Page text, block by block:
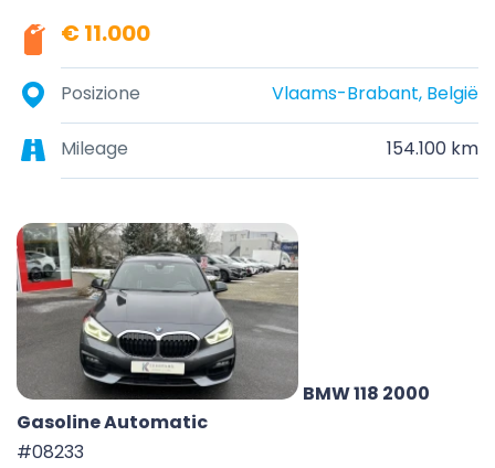
€ 11.000
Posizione Vlaams-Brabant, België
Mileage 154.100 km
BMW 118 2000
Gasoline Automatic
#08233